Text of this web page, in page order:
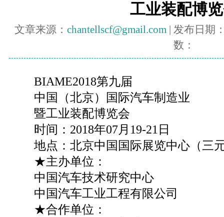
工业装配博
文章来源： chantellscf@gmail.com| 发布日期
数：
BIAME2018第九届
中国（北京）国际汽车制造业
暨工业装配博览会
时间：2018年07月19-21日
地点：北京中国国际展览中心（三
★主办单位：
中国汽车技术研究中心
中国汽车工业工程有限公司
★合作单位：